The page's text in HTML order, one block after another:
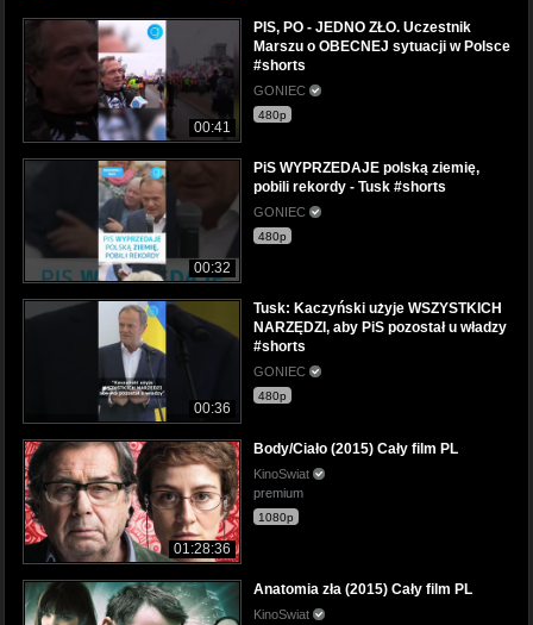
00:41
PIS, PO - JEDNO ZŁO. Uczestnik
Marszu o OBECNEJ sytuacji w Polsce
#shorts
GONIEC
480p
00:32
PiS WYPRZEDAJE polską ziemię,
pobili rekordy - Tusk #shorts
GONIEC
480p
00:36
Tusk: Kaczyński użyje WSZYSTKICH
NARZĘDZI, aby PiS pozostał u władzy
#shorts
GONIEC
480p
01:28:36
Body/Ciało (2015) Cały film PL
KinoSwiat
premium
1080p
Anatomia zła (2015) Cały film PL
KinoSwiat